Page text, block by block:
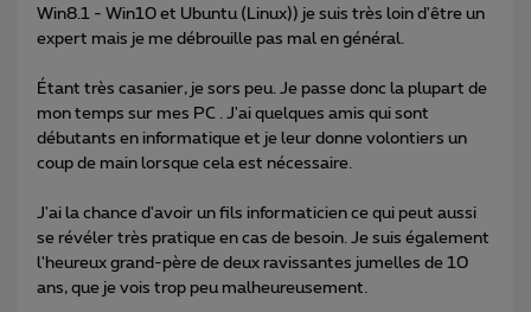
Win8.1 - Win10 et Ubuntu (Linux)) je suis très loin d'être un
expert mais je me débrouille pas mal en général.
Étant très casanier, je sors peu. Je passe donc la plupart de
mon temps sur mes PC . J'ai quelques amis qui sont
débutants en informatique et je leur donne volontiers un
coup de main lorsque cela est nécessaire.
J'ai la chance d'avoir un fils informaticien ce qui peut aussi
se révéler très pratique en cas de besoin. Je suis également
l'heureux grand-père de deux ravissantes jumelles de 10
ans, que je vois trop peu malheureusement.